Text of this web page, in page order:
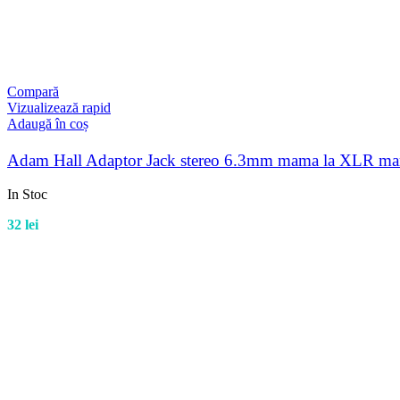
Compară
Vizualizează rapid
Adaugă în coș
Adam Hall Adaptor Jack stereo 6.3mm mama la XLR
In Stoc
32 lei